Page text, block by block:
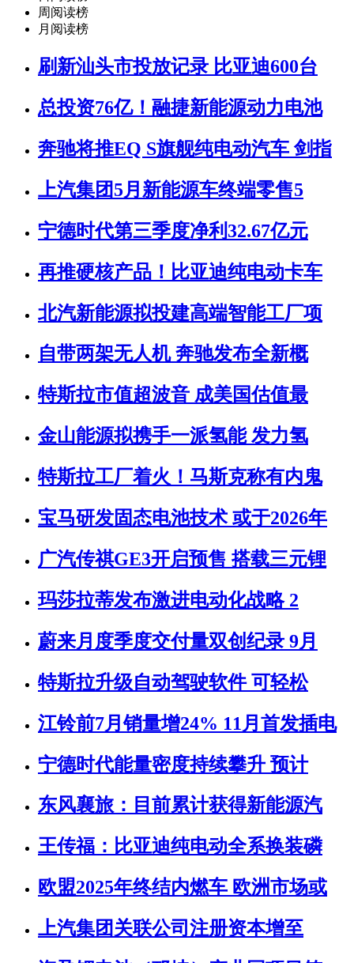
周阅读榜
月阅读榜
刷新汕头市投放记录 比亚迪600台
总投资76亿！融捷新能源动力电池
奔驰将推EQ S旗舰纯电动汽车 剑指
上汽集团5月新能源车终端零售5
宁德时代第三季度净利32.67亿元
再推硬核产品！比亚迪纯电动卡车
北汽新能源拟投建高端智能工厂项
自带两架无人机 奔驰发布全新概
特斯拉市值超波音 成美国估值最
金山能源拟携手一派氢能 发力氢
特斯拉工厂着火！马斯克称有内鬼
宝马研发固态电池技术 或于2026年
广汽传祺GE3开启预售 搭载三元锂
玛莎拉蒂发布激进电动化战略 2
蔚来月度季度交付量双创纪录 9月
特斯拉升级自动驾驶软件 可轻松
江铃前7月销量增24% 11月首发插电
宁德时代能量密度持续攀升 预计
东风襄旅：目前累计获得新能源汽
王传福：比亚迪纯电动全系换装磷
欧盟2025年终结内燃车 欧洲市场或
上汽集团关联公司注册资本增至